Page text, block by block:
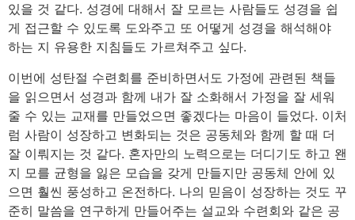
있을 것 같다. 성경에 대해서 잘 모르는 사람들도 성경을 쉽
게 접근할 수 있도록 도와주고 또 어떻게 성경을 해석해야
하는 지 유용한 지침들도 가르쳐주고 싶다.
이번에 성탄절 수련회를 준비하면서도 가정에 관련된 책들
을 읽으면서 성경과 함께 내가 잘 소화해서 가정을 잘 세워
줄 수 있는 교재를 만들었으면 좋겠다는 마음이 들었다. 이처
럼 사람이 성장하고 변화되는 것은 공동체와 함께 할 때 더
잘 이뤄지는 것 같다. 혼자만의 노력으로는 더디기도 하고 왠
지 모를 균형을 잃은 모습을 갖게 만들지만 공동체 안에 있
으면 훨씬 풍성하고 온전하다. 나의 믿음이 성장하는 것도 꾸
준히 말씀을 연구하게 만들어주는 설교와 수련회와 같은 공